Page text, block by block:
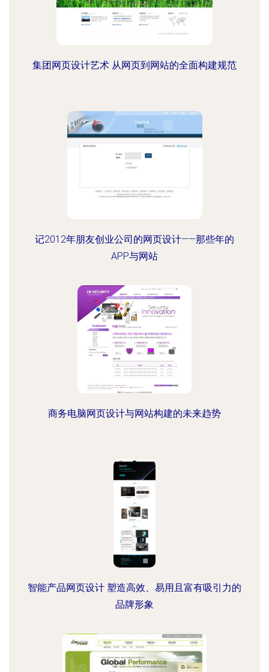
集团网页设计艺术 从网页到网站的全面构建规范
记2012年朋友创业公司的网页设计——那些年的
APP与网站
商务电脑网页设计与网站构建的未来趋势
智能产品网页设计 塑造高效、易用且富有吸引力的
品牌形象